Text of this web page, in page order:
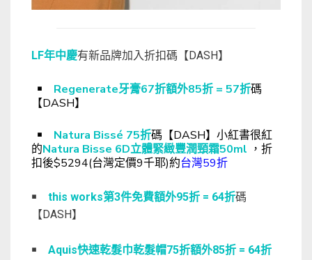
LF年中慶有新品牌加入折扣碼【DASH】
￭ Regenerate牙膏67折額外85折 = 57折碼
【DASH】
￭ Natura Bissé 75折碼【DASH】小紅書很紅
的Natura Bisse 6D立體緊緻豐潤頸霜50ml ，折
扣後$5294(台灣定價9千耶)約台灣59折
￭ this works第3件免費額外95折 = 64折碼
【DASH】
￭ Aquis快速乾髮巾乾髮帽75折額外85折 = 64折